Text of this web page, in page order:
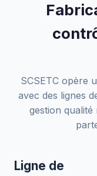
SCSETC opère
avec des lignes
gestion
Ligne de